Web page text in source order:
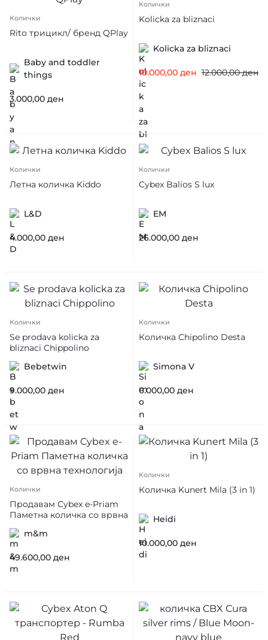
Колички
Rito трицикл/ бренд QPlay
Baby and toddler
things
3.000,00 ден
Колички
Kolicka za bliznaci
Kolicka za bliznaci
12.000,00ден
10.000,00 ден
Колички
Летна количка Kiddo
L&D
4.000,00 ден
Колички
Cybex Balios S lux
EM
26.000,00 ден
Колички
Se prodava kolicka za
bliznaci Chippolino
Bebetwin
9.000,00 ден
Колички
Количка Chipolino Desta
Simona V
6.000,00 ден
Колички
Продавам Cybex e-Priam
Паметна количка со врвна
технологија
m&m
49.600,00 ден
Колички
Количка Kunert Mila (3 in 1)
Heidi
10.000,00 ден